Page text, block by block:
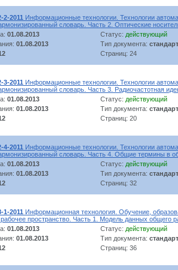
2011 Информационные технологии. Технологии
словарь. Часть 2. Оптические
01.08.2013 Статус: действующий
01.08.2013 Тип документа: стандарт
Страниц: 24
2011 Информационные технологии. Технологии
словарь. Часть 3. Радиочастотная
01.08.2013 Статус: действующий
01.08.2013 Тип документа: стандарт
Страниц: 20
2011 Информационные технологии. Технологии
словарь. Часть 4. Общие термины в
01.08.2013 Статус: действующий
01.08.2013 Тип документа: стандарт
Страниц: 32
2011 Информационная технология. Обучение,
пространство. Часть 1. Модель данных общего
01.08.2013 Статус: действующий
01.08.2013 Тип документа: стандарт
Страниц: 36